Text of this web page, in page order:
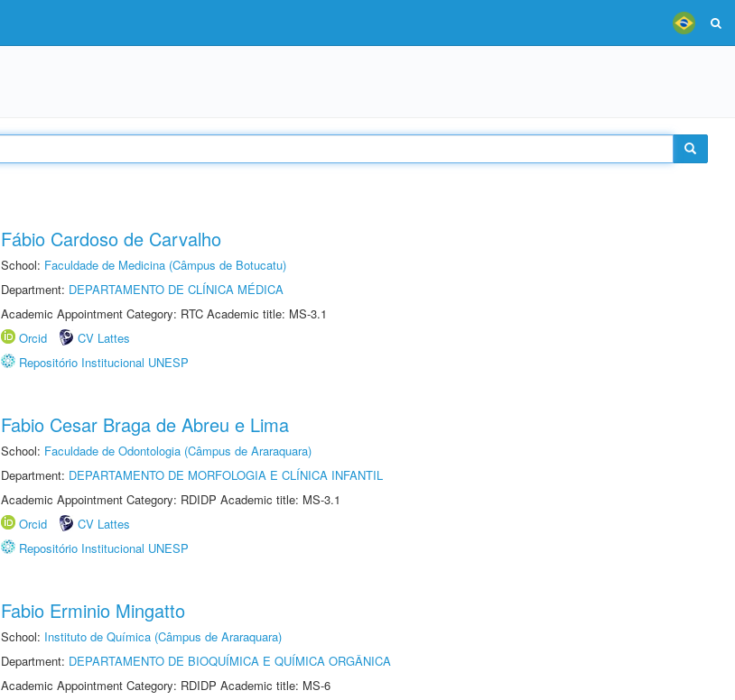
Fábio Cardoso de Carvalho
School: Faculdade de Medicina (Câmpus de Botucatu)
Department: DEPARTAMENTO DE CLÍNICA MÉDICA
Academic Appointment Category: RTC Academic title: MS-3.1
Orcid
CV Lattes
Repositório Institucional UNESP
Fabio Cesar Braga de Abreu e Lima
School: Faculdade de Odontologia (Câmpus de Araraquara)
Department: DEPARTAMENTO DE MORFOLOGIA E CLÍNICA INFANTIL
Academic Appointment Category: RDIDP Academic title: MS-3.1
Orcid
CV Lattes
Repositório Institucional UNESP
Fabio Erminio Mingatto
School: Instituto de Química (Câmpus de Araraquara)
Department: DEPARTAMENTO DE BIOQUÍMICA E QUÍMICA ORGÂNICA
Academic Appointment Category: RDIDP Academic title: MS-6